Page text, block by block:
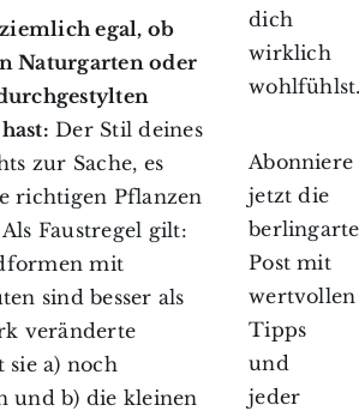
egal, ob
Naturgarten oder
Der Stil deines
zur Sache, es
richtigen Pflanzen
Faustregel gilt:
mit
sind besser als
veränderte
sie a) noch
und b) die kleinen
dich
wirklich
Abonniere
jetzt die
Post mit
wertvollen
Tipps
und
jeder